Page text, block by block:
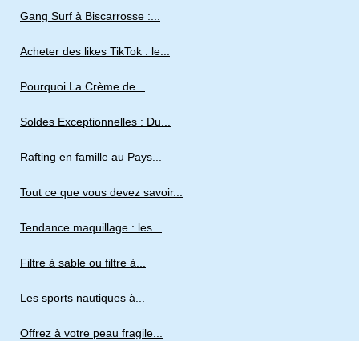
Gang Surf à Biscarrosse :...
Acheter des likes TikTok : le...
Pourquoi La Crème de...
Soldes Exceptionnelles : Du...
Rafting en famille au Pays...
Tout ce que vous devez savoir...
Tendance maquillage : les...
Filtre à sable ou filtre à...
Les sports nautiques à...
Offrez à votre peau fragile...